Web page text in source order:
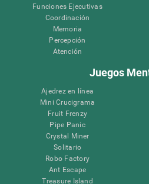
Funciones Ejecutivas
Coordinación
Memoria
Percepción
Atención
Juegos
Ajedrez en línea
Mini Crucigrama
Fruit Frenzy
Pipe Panic
Crystal Miner
Solitario
Robo Factory
Ant Escape
Treasure Island